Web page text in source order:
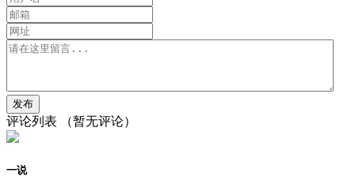
评论列表 （暂无评论）
一说